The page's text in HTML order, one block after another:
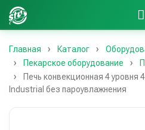
Главная Каталог
Пекарское оборудование
Печь конвекционная 4 уровня
Industrial без пароувлажнения